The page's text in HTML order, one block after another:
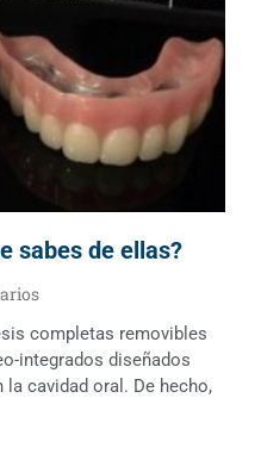
sabes de ellas?
completas removibles
integrados diseñados
cavidad oral. De hecho,